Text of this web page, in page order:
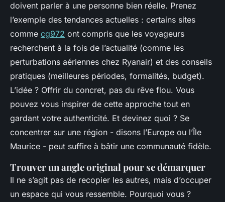
doivent parler à une personne bien réelle. Prenez
l’exemple des tendances actuelles : certains sites
comme cg972 ont compris que les voyageurs
recherchent à la fois de l’actualité (comme les
perturbations aériennes chez Ryanair) et des conseils
pratiques (meilleures périodes, formalités, budget).
L’idée ? Offrir du concret, pas du rêve flou. Vous
pouvez vous inspirer de cette approche tout en
gardant votre authenticité. Et devinez quoi ? Se
concentrer sur une région - disons l’Europe ou l’Île
Maurice - peut suffire à bâtir une communauté fidèle.
Trouver un angle original pour se démarquer
Il ne s’agit pas de recopier les autres, mais d’occuper
un espace qui vous ressemble. Pourquoi vous ?